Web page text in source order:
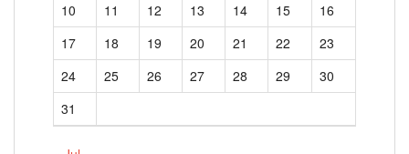
10
11 12 13 14 15
16
17
18 19 20 21 22
23
24
25 26 27 28 29
30
31